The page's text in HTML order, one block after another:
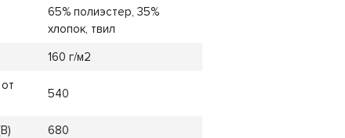
65% полиэстер, 35%
хлопок, твил
160 г/м2
540
680